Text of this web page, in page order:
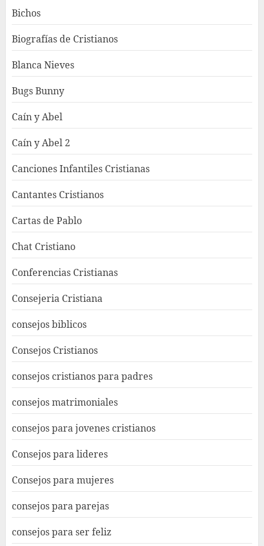
Bichos
Biografías de Cristianos
Blanca Nieves
Bugs Bunny
Caín y Abel
Caín y Abel 2
Canciones Infantiles Cristianas
Cantantes Cristianos
Cartas de Pablo
Chat Cristiano
Conferencias Cristianas
Consejeria Cristiana
consejos biblicos
Consejos Cristianos
consejos cristianos para padres
consejos matrimoniales
consejos para jovenes cristianos
Consejos para lideres
Consejos para mujeres
consejos para parejas
consejos para ser feliz